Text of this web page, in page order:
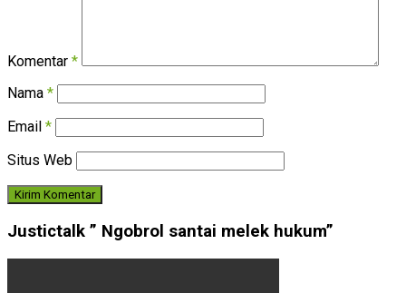
Komentar *
Nama *
Email *
Situs Web
Justictalk ” Ngobrol santai melek hukum”